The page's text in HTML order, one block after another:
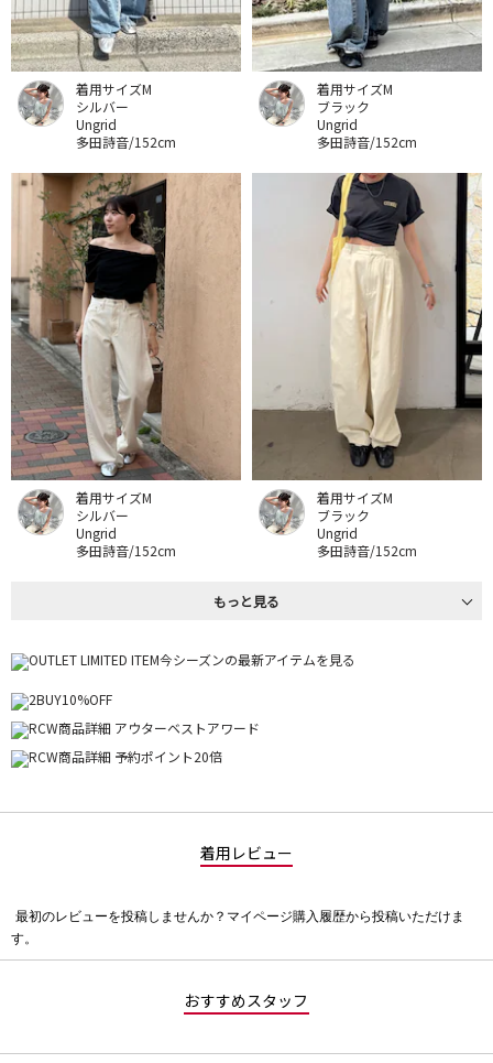
着用サイズM
シルバー
Ungrid
多田詩音/152cm
着用サイズM
ブラック
Ungrid
多田詩音/152cm
着用サイズM
シルバー
Ungrid
多田詩音/152cm
着用サイズM
ブラック
Ungrid
多田詩音/152cm
もっと見る
着用レビュー
評
価
最初のレビューを投稿しませんか？マイページ購入履歴から投稿いただけま
す。
おすすめスタッフ